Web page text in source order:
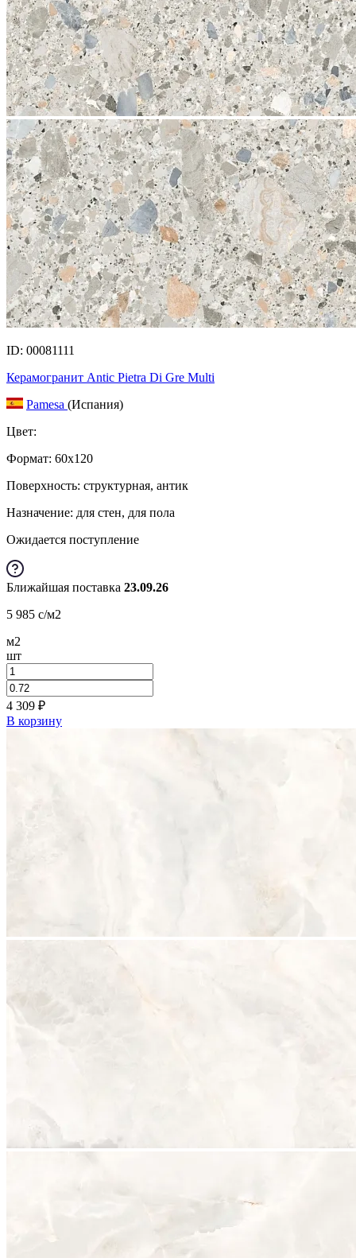
ID: 00081111
Керамогранит Antic Pietra Di Gre Multi
Pamesa (Испания)
Цвет:
Формат: 60x120
Поверхность: структурная, антик
Назначение: для стен, для пола
Ожидается поступление
Ближайшая поставка 23.09.26
5 985 c/м2
м2
шт
4 309 ₽
В корзину